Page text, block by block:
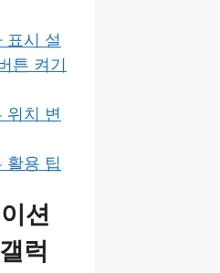
표시 설
튼 켜기
위치 변
활용 팁
션
럭